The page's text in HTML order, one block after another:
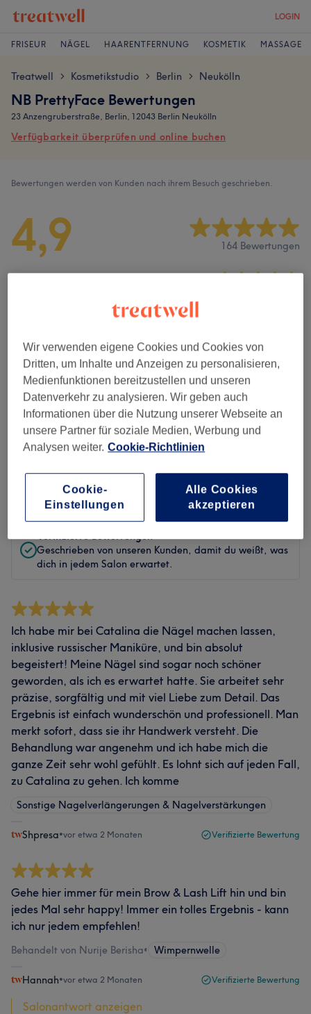
LOGIN
FRISEUR NÄGEL HAARENTFERNUNG KOSMETIK MASSAGE
Treatwell > Kosmetikstudio > Berlin > Neukölln
NB PrettyFace Bewertungen
23 Anzengruberstraße, Berlin, 12043 Berlin Neukölln
Verfügbarkeit überprüfen und online buchen
Bewertungen werden von Kunden nach ihrem Besuch geschrieben.
4,9 164 Bewertungen
Service
Bewertungen filtern
Behandlung Alle Bewertungen
Bewertung Nach Sternen filtern
Verifizierte Bewertungen
Geschrieben von unseren Kunden, damit du weißt, was
dich in jedem Salon erwartet.
Ich habe mir bei Catalina die Nägel machen lassen,
inklusive russischer Maniküre, und bin absolut
begeistert! Meine Nägel sind sogar noch schöner
geworden, als ich es erwartet hatte. Sie arbeitet sehr
präzise, sorgfältig und mit viel Liebe zum Detail. Das
Ergebnis ist einfach wunderschön und professionell. Man
merkt sofort, dass sie ihr Handwerk versteht. Die
Behandlung war angenehm und ich habe mich die
ganze Zeit sehr wohl gefühlt. Es lohnt sich auf jeden Fall,
zu Catalina zu gehen. Ich komme
Sonstige Nagelverlängerungen & Nagelverstärkungen
Shpresa•vor etwa 2 Monaten Verifizierte Bewertung
Gehe hier immer für mein Brow & Lash Lift hin und bin
jedes Mal sehr happy! Immer ein tolles Ergebnis - kann
ich nur jedem empfehlen!
Behandelt von Nurije Berisha• Wimpernwelle
Hannah•vor etwa 2 Monaten Verifizierte Bewertung
Salonantwort anzeigen
Wir verwenden eigene Cookies und Cookies von
Dritten, um Inhalte und Anzeigen zu personalisieren,
Medienfunktionen bereitzustellen und unseren
Datenverkehr zu analysieren. Wir geben auch
Informationen über die Nutzung unserer Webseite an
unsere Partner für soziale Medien, Werbung und
Analysen weiter. Cookie-Richtlinien
Cookie-
Einstellungen
Alle Cookies
akzeptieren